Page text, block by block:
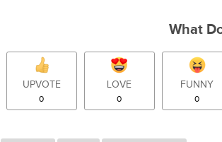
What
UPVOTE
0
LOVE
0
FUNNY
0